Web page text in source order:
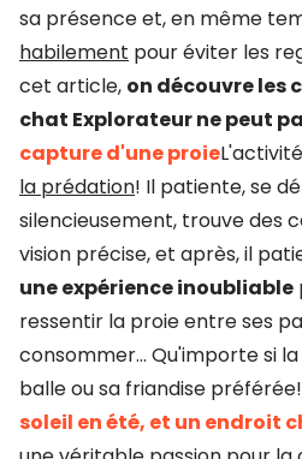
sa présence et, en même
habilement pour éviter les
cet article, on découvre les
chat Explorateur ne peut
capture d'une proie
la prédation! Il patiente, se
silencieusement, trouve des
vision précise, et après, il
une expérience inoubliable
ressentir la proie entre ses
consommer... Qu'importe si
balle ou sa friandise préférée!
soleil en été, et un endroit